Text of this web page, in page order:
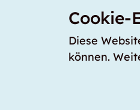
Cookie-
Diese
können.